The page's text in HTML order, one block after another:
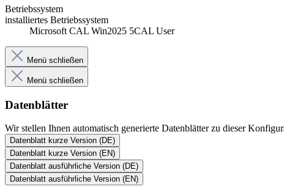
Betriebssystem
installiertes Betriebssystem
Microsoft CAL Win2025 5CAL User
Menü schließen
Menü schließen
Datenblätter
Wir stellen Ihnen automatisch generierte Datenblätter zu dieser
Datenblatt kurze Version (DE)
Datenblatt kurze Version (EN)
Datenblatt ausführliche Version (DE)
Datenblatt ausführliche Version (EN)